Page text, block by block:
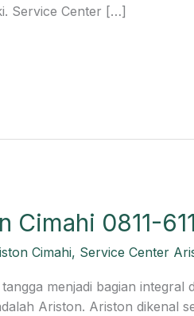
Service Center […]
0811-
Cimahi, Service Center
menjadi bagian
Ariston. Ariston dikenal